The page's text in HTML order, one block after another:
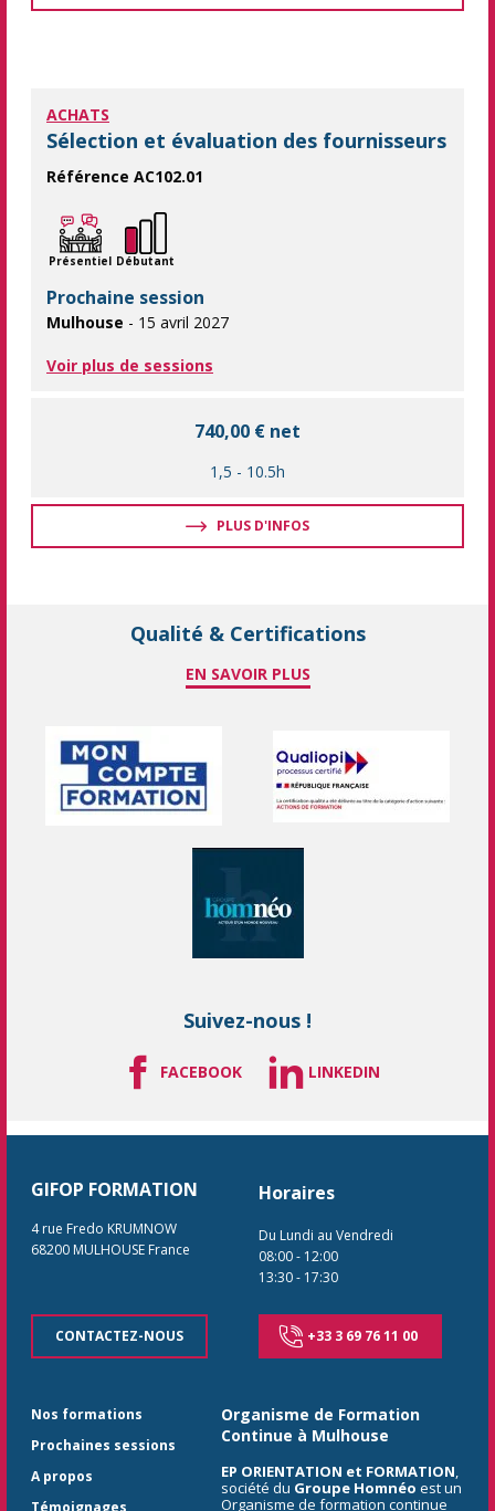
ACHATS
Sélection et évaluation des fournisseurs
Référence AC102.01
Assurer la sélection et le suivi des fournisseurs Optimisez
Présentiel Débutant
Prochaine session
Mulhouse - 15 avril 2027
Voir plus de sessions
740,00 € net
1,5 - 10.5h
PLUS D'INFOS
Qualité & Certifications
EN SAVOIR PLUS
Suivez-nous !
FACEBOOK LINKEDIN
GIFOP FORMATION
4 rue Fredo KRUMNOW
68200 MULHOUSE France
CONTACTEZ-NOUS
Horaires
Du Lundi au Vendredi
08:00- 12:00
13:30- 17:30
+33 3 69 76 11 00
Nos formations
Prochaines sessions
A propos
Organisme de Formation
Continue à Mulhouse
EP ORIENTATION et FORMATION,
société du Groupe Homnéo est un
Organisme de formation continue